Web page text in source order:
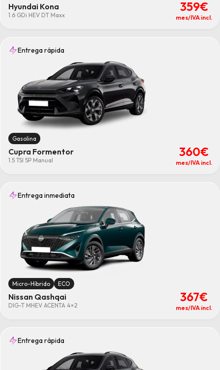
Hyundai Kona
1.6 GDi HEV DT Maxx
359€
mes/IVA incl.
Entrega rápida
Gasolina
Cupra Formentor
1.5 TSI 5P Manual
360€
mes/IVA incl.
Entrega inmediata
Micro-Híbrido ECO
Nissan Qashqai
DIG-T MHEV ACENTA 4×2
367€
mes/IVA incl.
Entrega rápida